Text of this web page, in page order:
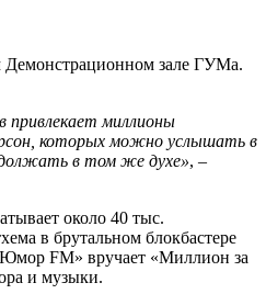
Демонстрационном зале ГУМа.
привлекает миллионы
которых можно услышать в
в том же духе», –
около 40 тыс.
в брутальном блокбастере
FM» вручает «Миллион за
и музыки.